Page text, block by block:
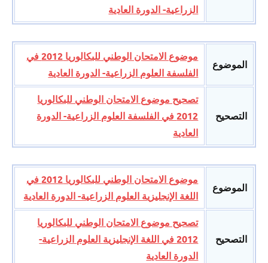
الزراعية- الدورة العادية
الموضوع
موضوع الامتحان الوطني للبكالوريا 2012 في
الفلسفة العلوم الزراعية- الدورة العادية
التصحيح
تصحيح موضوع الامتحان الوطني للبكالوريا
2012 في الفلسفة العلوم الزراعية- الدورة
العادية
الموضوع
موضوع الامتحان الوطني للبكالوريا 2012 في
اللغة الإنجليزية العلوم الزراعية- الدورة العادية
التصحيح
تصحيح موضوع الامتحان الوطني للبكالوريا
2012 في اللغة الإنجليزية العلوم الزراعية-
الدورة العادية